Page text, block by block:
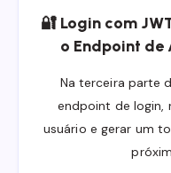
🔐 Login com
o Endpoint de
Na terceira parte
endpoint de login,
usuário e gerar um